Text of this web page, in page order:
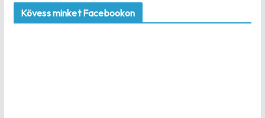
Kövess minket Facebookon